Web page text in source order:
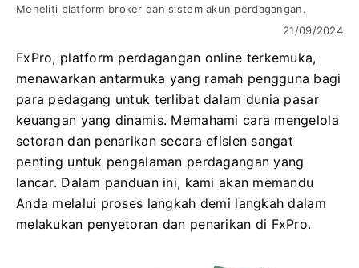
Meneliti platform broker dan sistem akun perdagangan.
21/09/2024
FxPro, platform perdagangan online terkemuka,
menawarkan antarmuka yang ramah pengguna bagi
para pedagang untuk terlibat dalam dunia pasar
keuangan yang dinamis. Memahami cara mengelola
setoran dan penarikan secara efisien sangat
penting untuk pengalaman perdagangan yang
lancar. Dalam panduan ini, kami akan memandu
Anda melalui proses langkah demi langkah dalam
melakukan penyetoran dan penarikan di FxPro.